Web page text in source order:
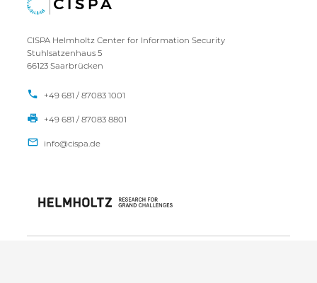
CISPA Helmholtz Center for Information Security
Stuhlsatzenhaus 5
66123 Saarbrücken
+49 681 / 87083 1001
+49 681 / 87083 8801